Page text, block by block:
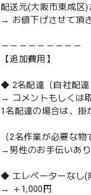
配送元(大阪市東成区
→ お値下げさせて頂
－－－－－－－－－
【追加費用】
◆ 2名配達（自社配達
→ コメントもしくは
1名配達の場合は、掛
（2名作業が必要な
→男性のお手伝いあ
◆ エレベーターなし(
→ ＋1,000円